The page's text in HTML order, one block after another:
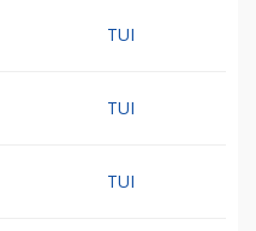
TUI
TUI
TUI